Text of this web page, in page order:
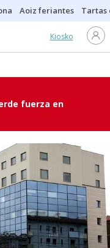
Aoiz feriantes Tartas
Kiosko
fuerza en